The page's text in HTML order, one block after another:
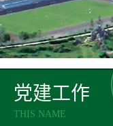
党建工作
THIS NAME